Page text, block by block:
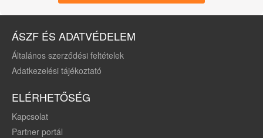
ÁSZF ÉS ADATVÉDELEM
Általános szerződési feltételek
Adatkezelési tájékoztató
ELÉRHETŐSÉG
Kapcsolat
Partner portál